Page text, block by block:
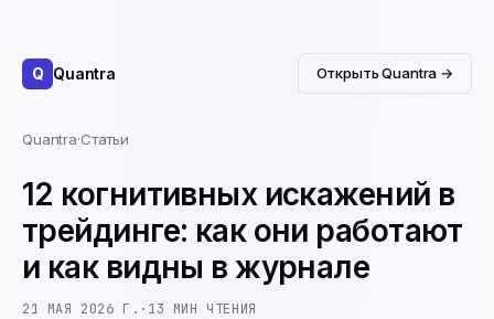
Q Quantra Открыть Quantra →
Quantra·Статьи
12 когнитивных искажений в
трейдинге: как они работают
и как видны в журнале
21 МАЯ 2026 Г. · 13 МИН ЧТЕНИЯ